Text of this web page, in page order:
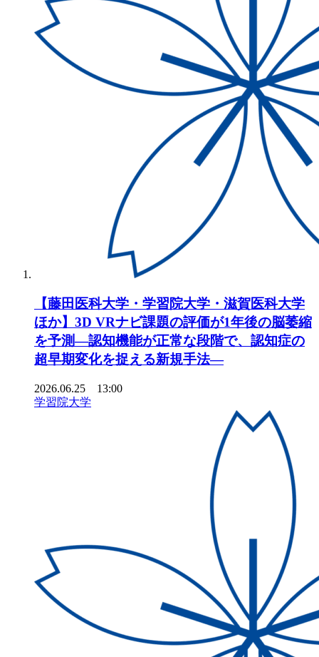
【藤田医科大学・学習院大学・滋賀医科大学
ほか】3D VRナビ課題の評価が1年後の脳萎縮
を予測―認知機能が正常な段階で、認知症の
超早期変化を捉える新規手法―
2026.06.25 13:00
学習院大学